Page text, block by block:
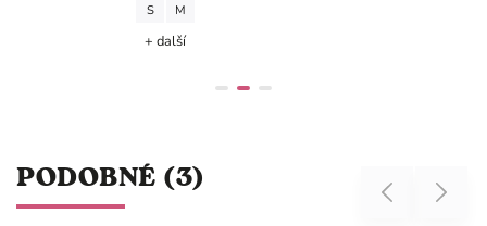
S M
+ další
PODOBNÉ (3) Previous Next